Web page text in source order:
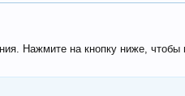
Нажмите на кнопку ниже, чтобы